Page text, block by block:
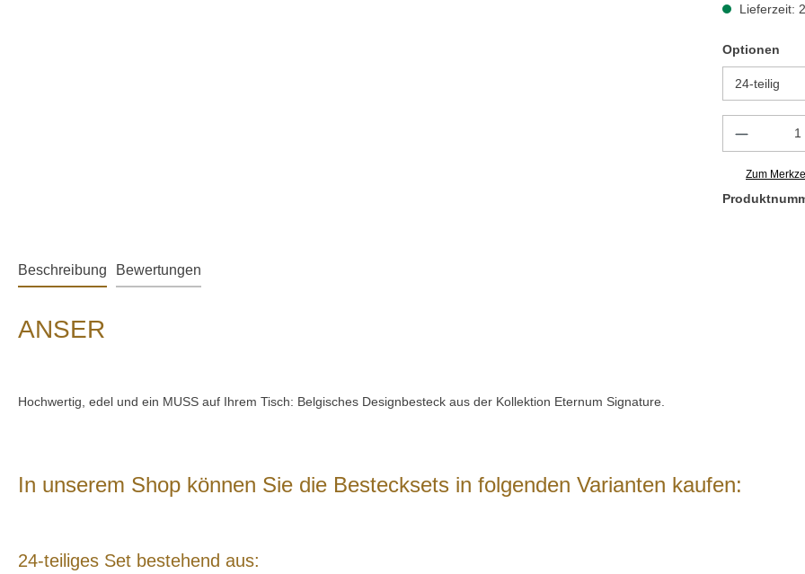
Lieferzeit:
Optionen
Zum
Beschreibung Bewertungen
ANSER
Hochwertig, edel und ein MUSS auf Ihrem Tisch: Belgisches Designbesteck aus der Kollektion Eternum Signature.
In unserem Shop können Sie die Bestecksets in folgenden Varianten kaufen:
24-teiliges Set bestehend aus: